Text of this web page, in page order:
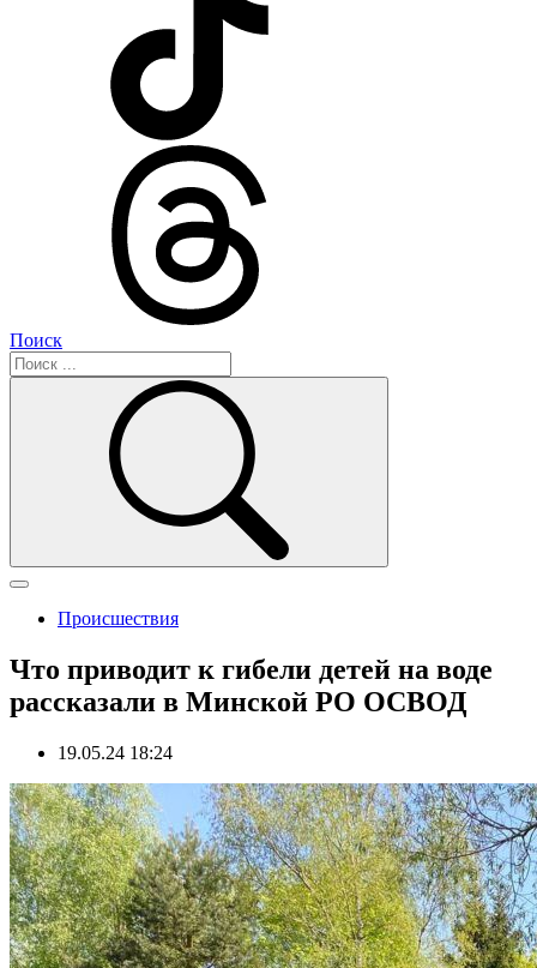
Поиск
Происшествия
Что приводит к гибели детей на воде
рассказали в Минской РО ОСВОД
19.05.24 18:24